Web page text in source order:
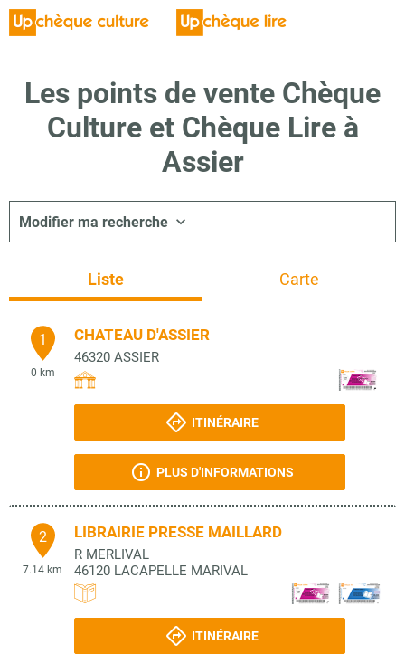
Les points de vente Chèque
Culture et Chèque Lire à
Assier
Modifier ma recherche
Liste Carte
1
0 km
CHATEAU D'ASSIER
46320 ASSIER
ITINÉRAIRE
PLUS D'INFORMATIONS
2
7.14 km
LIBRAIRIE PRESSE MAILLARD
R MERLIVAL
46120 LACAPELLE MARIVAL
ITINÉRAIRE